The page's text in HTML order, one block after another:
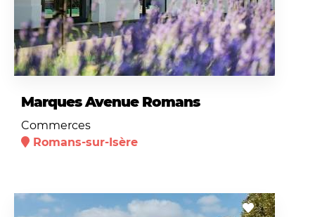
Marques Avenue Romans
Commerces
Romans-sur-Isère